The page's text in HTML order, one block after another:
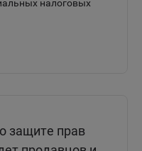
налоговых
защите прав